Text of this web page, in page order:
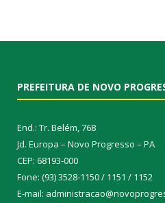
PREFEITURA DE NOVO
End.: Tr. Belém, 768
Jd. Europa – Novo Progresso – PA
CEP: 68193-000
Fone: (93) 3528-1150 / 1151 / 1152
E-mail: